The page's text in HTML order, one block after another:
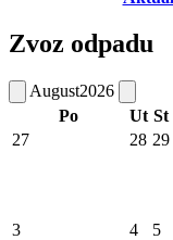
Zvoz odpadu
August2026
Po
Ut St
27
28 29
3 4 5